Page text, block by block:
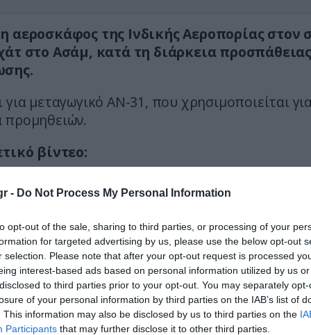
- Do Not Process My Personal Information
opt-out of the sale, sharing to third parties, or processing of your
for targeted advertising by us, please use the below opt-out
selection. Please note that after your opt-out request is processed
interest-based ads based on personal information utilized by us
to third parties prior to your opt-out. You may separately
of your personal information by third parties on the IAB’s list of
This information may also be disclosed by us to third parties on the
Participants that may further disclose it to other third parties.
αεροσκάφος της Ινδικής Αεροπορίας στον
στο Ασάμ, κατά τη διάρκεια προσπάθειας
για μεταγωγικό AN-31, που χρησιμοποιείται
βίντεο:
Air Force AN-32 transport aircraft crashed on
Force Station in Assam, bursting into flames.
feared dead, although there’s no official
or injuries yet.
pic.twitter.com/uy1J6px8Sb
(@MarioNawfal)June 13, 2026